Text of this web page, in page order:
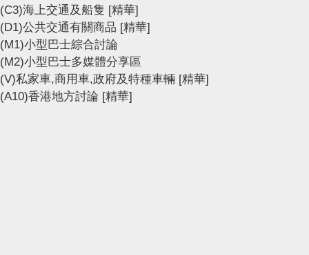
(C3)海上交通及船隻 [精華]
(D1)公共交通有關商品 [精華]
(M1)小型巴士綜合討論
(M2)小型巴士多媒體分享區
(V)私家車,商用車,政府及特種車輛 [精華]
(A10)香港地方討論 [精華]